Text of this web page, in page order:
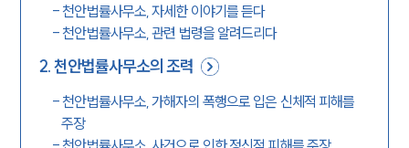
- 천안법률사무소, 자세한 이야기를 듣다
- 천안법률사무소, 관련 법령을 알려드리다
2.천안법률사무소의 조력
- 천안법률사무소, 가해자의 폭행으로 입은 신체적 피해를
주장